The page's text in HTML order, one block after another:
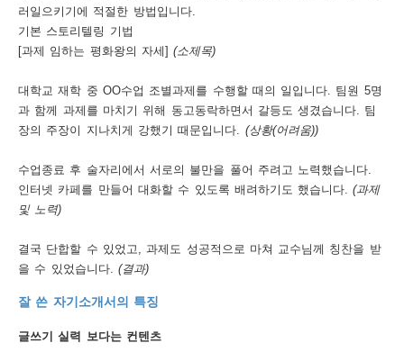
러일으키기에 적절한 방법입니다.
기본 스토리텔링 기법
[과제 임하는 평화왕의 자세](소제목)
대학교 재학 중 OO수업 조별과제를 수행할 때의 일입니다. 팀원 5명
과 함께 과제를 마치기 위해 동고동락하면서 갈등도 생겼습니다. 팀
장의 주장이 지나치게 강했기 때문입니다. (상황(어려움))
수업종료 후 술자리에서 서로의 불만을 풀어 주려고 노력했습니다.
인터넷 카페를 만들어 대화할 수 있도록 배려하기도 했습니다.(과제
및 노력)
결국 단합할 수 있었고, 과제도 성공적으로 마쳐 교수님께 칭찬을 받
을 수 있었습니다. (결과)
잘 쓴 자기소개서의 특징
글쓰기 실력 보다는 컨텐츠